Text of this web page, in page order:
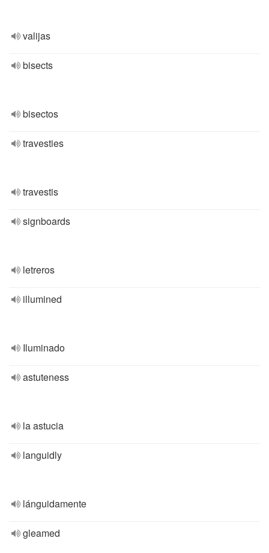
valijas
bisects
bisectos
travesties
travestis
signboards
letreros
illumined
Iluminado
astuteness
la astucia
languidly
lánguidamente
gleamed